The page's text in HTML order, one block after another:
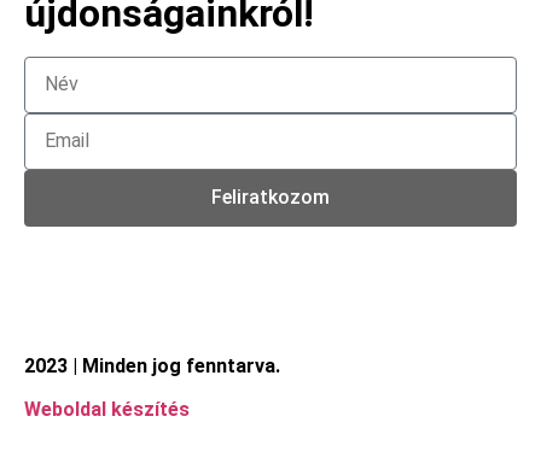
újdonságainkról!
Feliratkozom
2023 | Minden jog fenntarva.
Weboldal készítés